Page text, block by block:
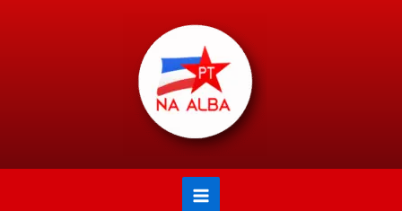
Menu